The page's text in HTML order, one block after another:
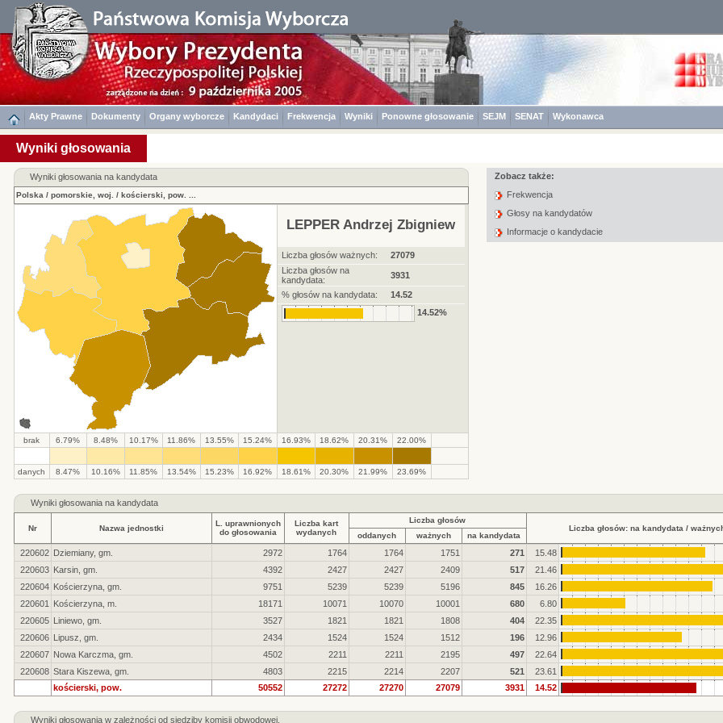
Akty Prawne Dokumenty Organy wyborcze Kandydaci Frekwencja Wyniki Ponowne głosowanie SEJM SENAT Wykonawca
Wyniki głosowania
Wyniki głosowania na kandydata
Polska / pomorskie, woj. / kościerski, pow.
LEPPER Andrzej Zbigniew
Liczba głosów ważnych:
27079
Liczba głosów na
kandydata:
3931
% głosów na kandydata:
14.52
14.52%
brak 6.79% 8.48% 10.17% 11.86% 13.55% 15.24% 16.93% 18.62% 20.31% 22.00%
danych 8.47% 10.16% 11.85% 13.54% 15.23% 16.92% 18.61% 20.30% 21.99% 23.69%
Zobacz także:
Frekwencja
Głosy na kandydatów
Informacje o kandydacie
Wyniki głosowania na kandydata
Nr Nazwa jednostki
L. uprawnionych
do głosowania
Liczba kart
wydanych
Liczba głosów
Liczba głosów: na kandydata /
oddanych
ważnych na kandydata
220602 Dziemiany, gm. 2972 1764 1764 1751 271
15.48
220603 Karsin, gm. 4392 2427 2427 2409 517
21.46
220604 Kościerzyna, gm. 9751 5239 5239 5196 845
16.26
220601
Kościerzyna, m. 18171 10071 10070 10001 680
6.80
220605 Liniewo, gm. 3527 1821 1821 1808 404
22.35
220606 Lipusz, gm. 2434 1524 1524 1512 196
12.96
220607 Nowa Karczma, gm. 4502 2211 2211 2195 497
22.64
220608 Stara Kiszewa, gm. 4803 2215 2214 2207 521
23.61
kościerski, pow.
50552 27272 27270 27079 3931 14.52
Wyniki głosowania w zależności od siedziby komisji obwodowej.